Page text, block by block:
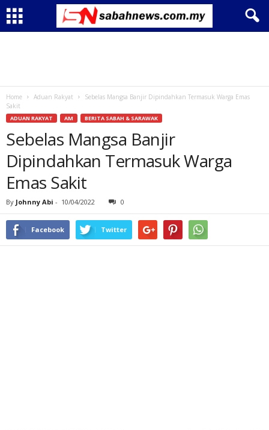
Home Aduan Rakyat
Sebelas Mangsa Banjir Dipindahkan Termasuk Warga Emas
Sakit
ADUAN RAKYAT AM BERITA SABAH & SARAWAK
Sebelas Mangsa Banjir
Dipindahkan Termasuk Warga
Emas Sakit
By Johnny Abi - 10/04/2022 0
Facebook Twitter